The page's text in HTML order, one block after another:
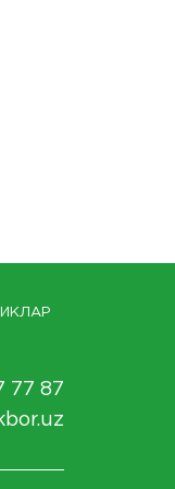
77 87